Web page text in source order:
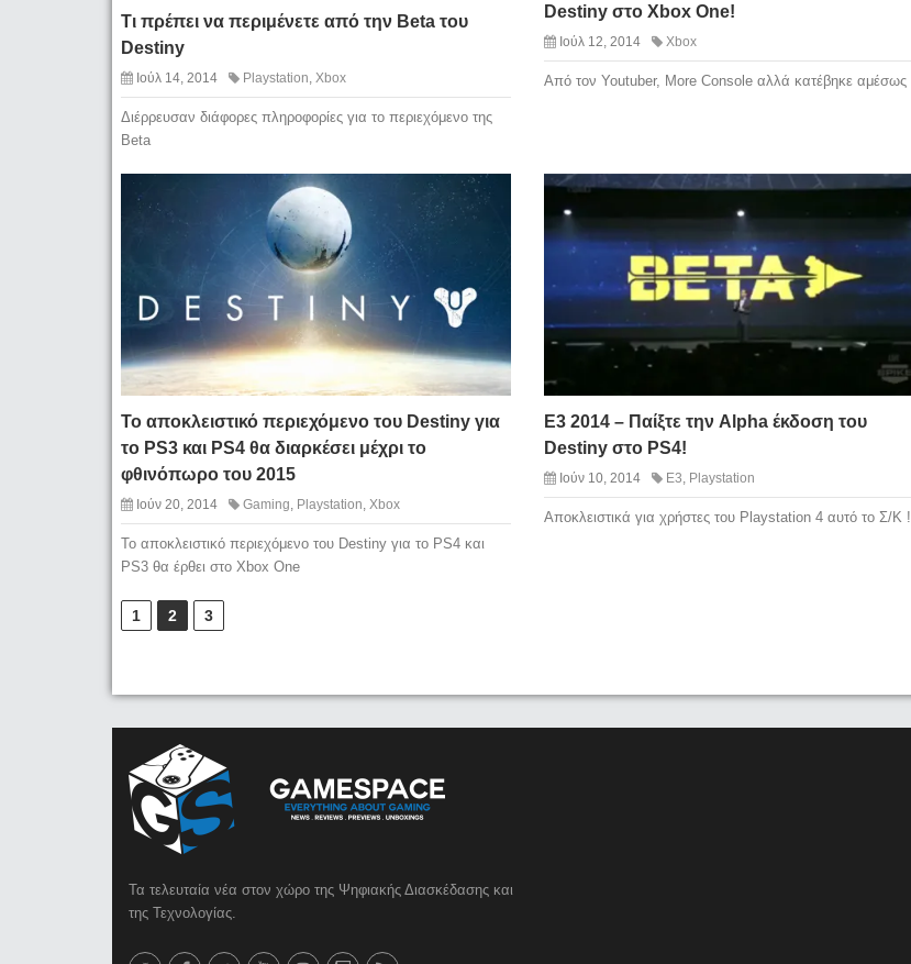
Τι πρέπει να περιμένετε από την Beta του
Destiny
Ιούλ 14, 2014 Playstation, Xbox
Διέρρευσαν διάφορες πληροφορίες για το περιεχόμενο της
Beta
Destiny στο Xbox One!
Ιούλ 12, 2014 Xbox
Από τον Youtuber, More Console αλλά κατέβηκε αμέσως
Το αποκλειστικό περιεχόμενο του Destiny για
το PS3 και PS4 θα διαρκέσει μέχρι το
φθινόπωρο του 2015
Ιούν 20, 2014 Gaming Playstation Xbox
To αποκλειστικό περιεχόμενο του Destiny για το PS4 και
PS3 θα έρθει στο Xbox One
E3 2014 – Παίξτε την Alpha έκδοση του
Destiny στο PS4!
Ιούν 10, 2014 E3 Playstation
Αποκλειστικά για χρήστες του Playstation 4 αυτό το Σ/Κ !
1 2 3
Τα τελευταία νέα στον χώρο της Ψηφιακής Διασκέδασης και
της Τεχνολογίας.